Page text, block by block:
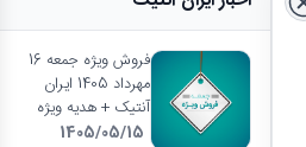
فروش ویژه جمعه 16
مهرداد 1405 ایران
آنتیک + هدیه ویژه
1405/05/15